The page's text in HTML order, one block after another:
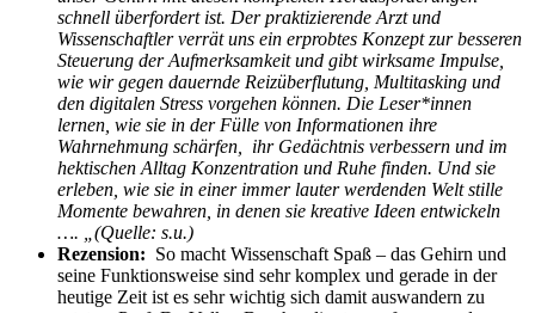
schnell überfordert ist. Der praktizierende Arzt und
Wissenschaftler verrät uns ein erprobtes Konzept zur besseren
Steuerung der Aufmerksamkeit und gibt wirksame Impulse,
wie wir gegen dauernde Reizüberflutung, Multitasking und
den digitalen Stress vorgehen können. Die Leser*innen
lernen, wie sie in der Fülle von Informationen ihre
Wahrnehmung schärfen, ihr Gedächtnis verbessern und im
hektischen Alltag Konzentration und Ruhe finden. Und sie
erleben, wie sie in einer immer lauter werdenden Welt stille
Momente bewahren, in denen sie kreative Ideen entwickeln
…. „(Quelle: s.u.)
Rezension: So macht Wissenschaft Spaß – das Gehirn und
seine Funktionsweise sind sehr komplex und gerade in der
heutige Zeit ist es sehr wichtig sich damit auswandern zu